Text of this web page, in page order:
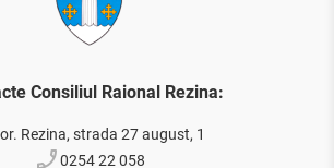
Consiliul Raional Rezina:
or. Rezina, strada 27 august, 1
0254 22 058